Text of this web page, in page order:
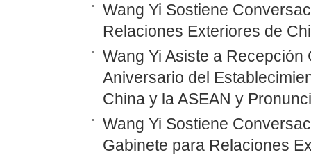
Wang Yi Sostiene
Relaciones Exteriores de
Wang Yi Asiste a Recepción
Aniversario del
China y la ASEAN y
Wang Yi Sostiene
Gabinete para Relaciones